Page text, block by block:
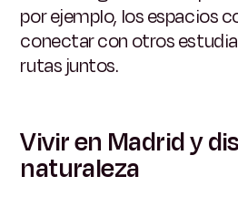
por ejemplo, los espacios
conectar con otros
rutas juntos.
Vivir en Madrid y
naturaleza